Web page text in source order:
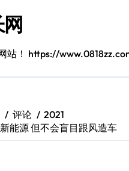
站！ https://
评论
2021
能源 但不会盲目跟风造车